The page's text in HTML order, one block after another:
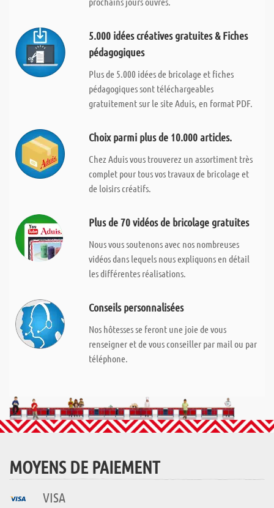
5.000 idées créatives gratuites & Fiches
pédagogiques
Plus de 5.000 idées de bricolage et fiches
pédagogiques sont téléchargeables
gratuitement sur le site Aduis, en format PDF.
Choix parmi plus de 10.000 articles.
Chez Aduis vous trouverez un assortiment très
complet pour tous vos travaux de bricolage et
de loisirs créatifs.
Plus de 70 vidéos de bricolage gratuites
Nous vous soutenons avec nos nombreuses
vidéos dans lequels nous expliquons en détail
les différentes réalisations.
Conseils personnalisées
Nos hôtesses se feront une joie de vous
renseigner et de vous conseiller par mail ou par
téléphone.
MOYENS DE PAIEMENT
VISA